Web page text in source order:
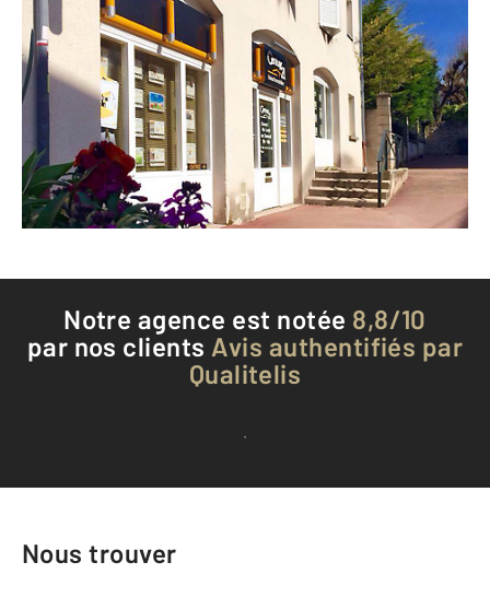
CENTURY 21 Boiss'Immobilier
5 bis rue de Paris
BOISSY ST LEGER - 94470
Envoyer un message
Téléphoner à l'agence
Notre agence est notée 8,8/10
par nos clients Avis authentifiés par
Qualitelis
Voir tous les avis clients
Nous trouver